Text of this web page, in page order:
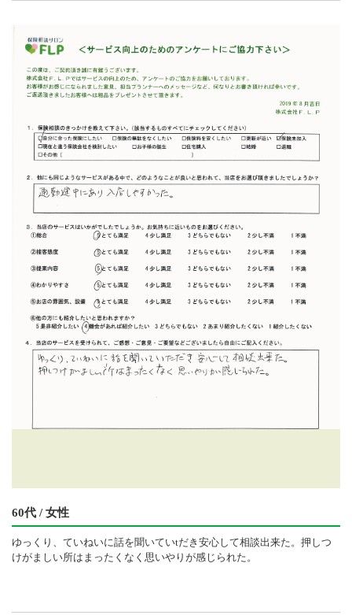
60代 / 女性
ゆっくり、ていねいに話を聞いていtだき安心して相談出来た。押しつ
けがましい所はまったくなく思いやりが感じられた。